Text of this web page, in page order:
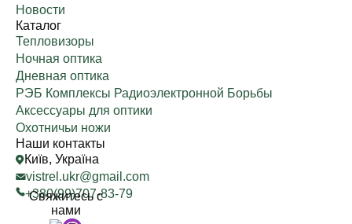
Новости
Каталог
Тепловизоры
Ночная оптика
Дневная оптика
РЭБ Комплексы Радиоэлектронной Борьбы
Аксессуары для оптики
Охотничьи ножи
Наши контакты
Київ, Україна
vistrel.ukr@gmail.com
+380(99)707-83-79
Свяжитесь с
нами